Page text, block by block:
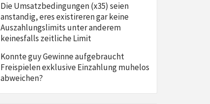
Die Umsatzbedingungen (x35) seien
anstandig, eres existireren gar keine
Auszahlungslimits unter anderem
keinesfalls zeitliche Limit
Konnte guy Gewinne aufgebraucht
Freispielen exklusive Einzahlung muhelos
abweichen?